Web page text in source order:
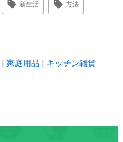
新生活 方法
家庭用品 キッチン雑貨